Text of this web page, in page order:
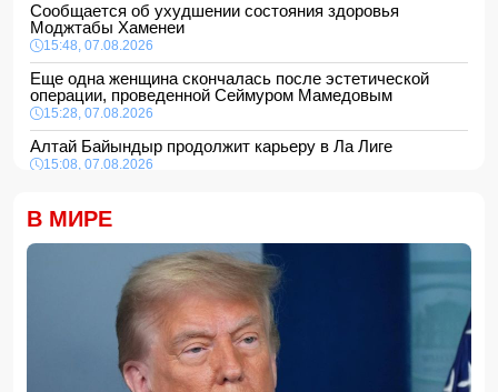
Сообщается об ухудшении состояния здоровья
Моджтабы Хаменеи
15:48, 07.08.2026
Еще одна женщина скончалась после эстетической
операции, проведенной Сеймуром Мамедовым
15:28, 07.08.2026
Алтай Байындыр продолжит карьеру в Ла Лиге
15:08, 07.08.2026
области
Кинолог развеял миф о собачьей обиде на хозяина
14:48, 07.08.2026
По делу Arzum 9999 назначена повторная комплексная
экспертиза
14:40, 07.08.2026
ЕС ввел новые санкции против России
В МИРЕ